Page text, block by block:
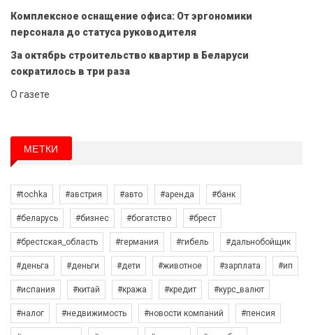
Комплексное оснащение офиса: От эргономики
персонала до статуса руководителя
За октябрь строительство квартир в Беларуси
сократилось в три раза
О газете
МЕТКИ
#tochka #австрия #авто #аренда #банк
#беларусь #бизнес #богатство #брест
#брестская_область #германия #гибель #дальнобойщик
#деньга #деньги #дети #животное #зарплата #ип
#испания #китай #кража #кредит #курс_валют
#налог #недвижимость #новости компаний #пенсия